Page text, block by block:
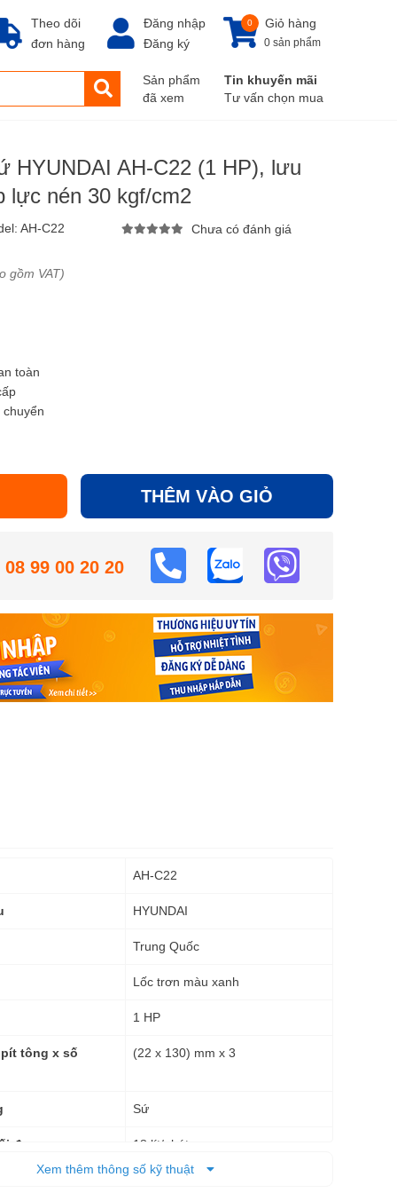
Theo dõi
đơn hàng
Đăng nhập
Đăng ký
Giỏ hàng
0
0 sản phẩm
Sản phẩm
đã xem
Tin khuyến mãi
Tư vấn chọn mua
HYUNDAI AH-C22 (1 HP), lưu
lực nén 30 kgf/cm2
AH-C22 Chưa có đánh giá
gồm VAT)
toàn
THÊM VÀO GIỎ
08 99 00 20 20
AH-C22
HYUNDAI
Trung Quốc
Lốc trơn màu xanh
1 HP
tông x số
(22 x 130) mm x 3
Sứ
đa 18 lít/phút
30 kgf/cm2
Xem thêm thông số kỹ thuật